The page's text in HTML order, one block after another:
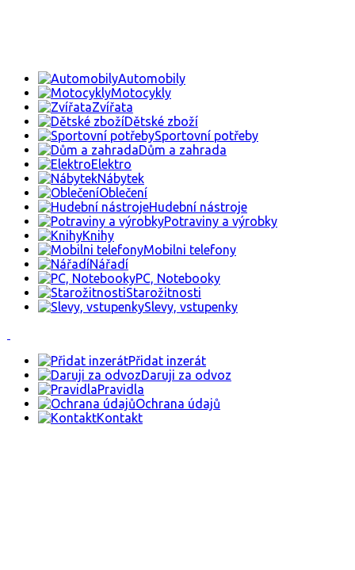
Automobily
Motocykly
Zvířata
Dětské zboží
Sportovní potřeby
Dům a zahrada
Elektro
Nábytek
Oblečení
Hudební nástroje
Potraviny a výrobky
Knihy
Mobilni telefony
Nářadí
PC, Notebooky
Starožitnosti
Slevy, vstupenky
Přidat inzerát
Daruji za odvoz
Pravidla
Ochrana údajů
Kontakt